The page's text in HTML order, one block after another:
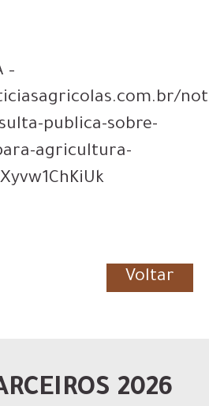
–
publica-sobre-
agricultura-
Voltar
2026